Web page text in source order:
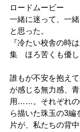
ロードムービー
一緒に迷って、一
と思った。
『冷たい校舎の時
集 ほろ苦くも優し
誰もが不安を抱え
が感じる無力感、
用……。それぞれの
ら描いた珠玉の3編
片が、私たちの背